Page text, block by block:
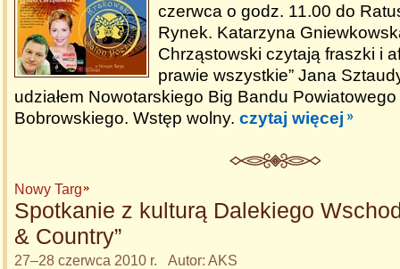
czerwca o godz. 11.00 do
Rynek. Katarzyna
Chrząstowski czytają fraszki i
prawie wszystkie” Jana
udziałem Nowotarskiego Big Bandu
Bobrowskiego. Wstęp wolny. czytaj więcej
Nowy Targ
Spotkanie z kulturą Dalekiego
& Country”
27–28 czerwca 2010 r. Autor: AKS